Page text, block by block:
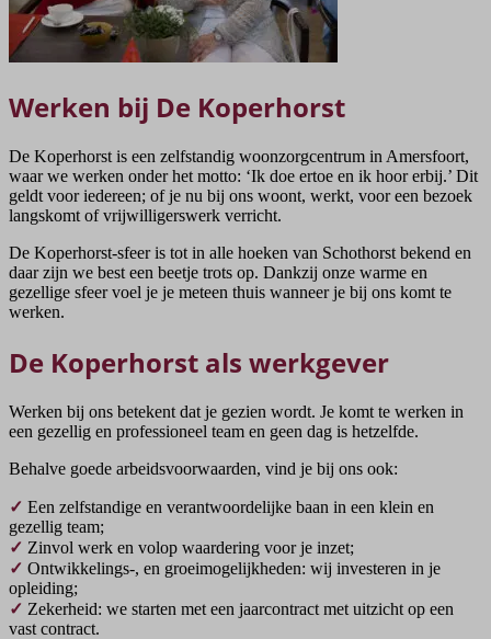
Werken bij De Koperhorst
De Koperhorst is een zelfstandig woonzorgcentrum in Amersfoort,
waar we werken onder het motto: ‘Ik doe ertoe en ik hoor erbij.’ Dit
geldt voor iedereen; of je nu bij ons woont, werkt, voor een bezoek
langskomt of vrijwilligerswerk verricht.
De Koperhorst-sfeer is tot in alle hoeken van Schothorst bekend en
daar zijn we best een beetje trots op. Dankzij onze warme en
gezellige sfeer voel je je meteen thuis wanneer je bij ons komt te
werken.
De Koperhorst als werkgever
Werken bij ons betekent dat je gezien wordt. Je komt te werken in
een gezellig en professioneel team en geen dag is hetzelfde.
Behalve goede arbeidsvoorwaarden, vind je bij ons ook:
✓ Een zelfstandige en verantwoordelijke baan in een klein en
gezellig team;
✓ Zinvol werk en volop waardering voor je inzet;
✓ Ontwikkelings-, en groeimogelijkheden: wij investeren in je
opleiding;
✓ Zekerheid: we starten met een jaarcontract met uitzicht op een
vast contract.